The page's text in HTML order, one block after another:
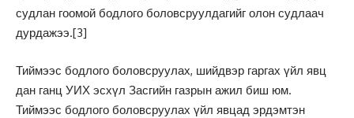
судлан гоомой бодлого боловсруулдагийг олон судлаач
дурдажээ.[3]
Тиймээс бодлого боловсруулах, шийдвэр гаргах үйл явц
дан ганц УИХ эсхүл Засгийн газрын ажил биш юм.
Тиймээс бодлого боловсруулах үйл явцад эрдэмтэн